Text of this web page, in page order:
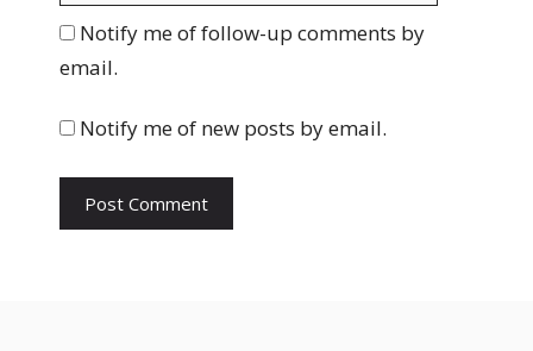
lb
i
e
Notify me of follow-up comments by
email.
Notify me of new posts by email.